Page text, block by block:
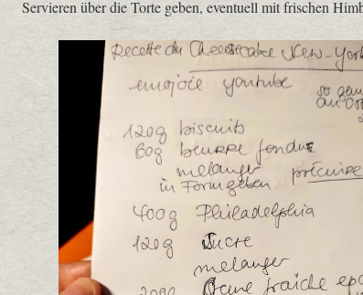
Servieren über die Torte geben, eventuell mit frischen